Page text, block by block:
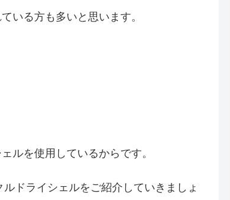
いる方も多いと思います。
ルを使用しているからです。
ドライシェルをご紹介していきましょ